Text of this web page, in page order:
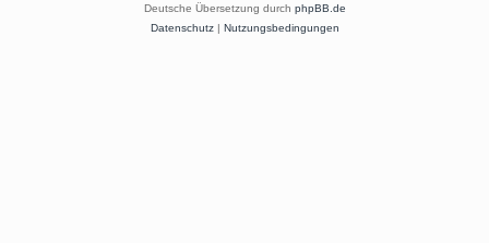
Deutsche Übersetzung durch phpBB.de
Datenschutz| Nutzungsbedingungen